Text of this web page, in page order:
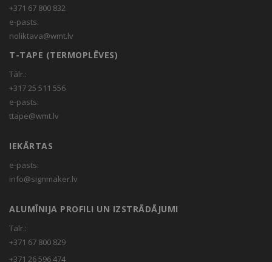
+371 67 800 832
e-pasts:
noliktava@wmt.lv
T-TAPE (TERMOPLĒVES)
Tālr.:
+317 25 511 556
e-pasts:
ttape@wmt.lv
IEKĀRTAS
e-pasts:
info@signmaker.lv
ALUMĪNIJA PROFILI UN IZSTRĀDĀJUMI
Talr.:
+371 67 800 829
+371 26 596 474